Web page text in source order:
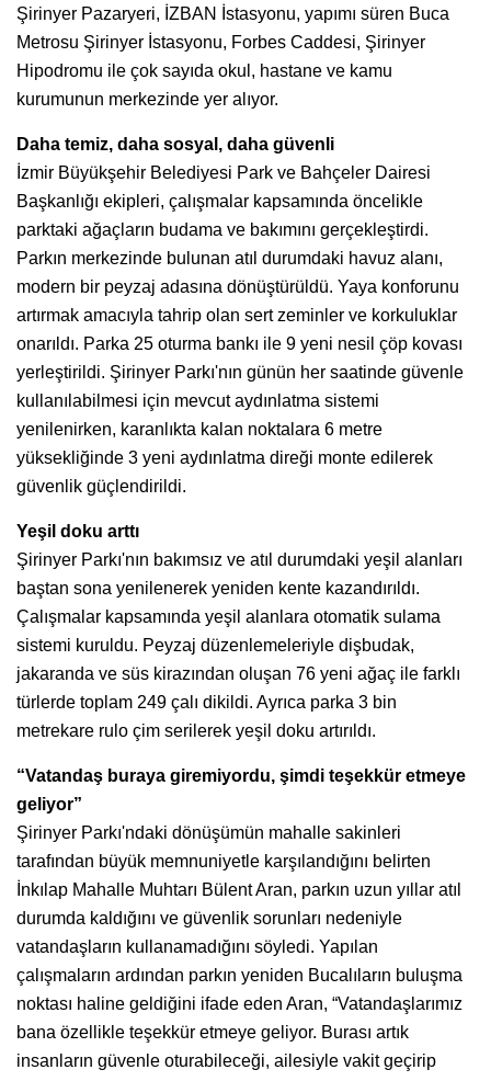
Şirinyer Pazaryeri, İZBAN İstasyonu, yapımı süren Buca
Metrosu Şirinyer İstasyonu, Forbes Caddesi, Şirinyer
Hipodromu ile çok sayıda okul, hastane ve kamu
kurumunun merkezinde yer alıyor.
Daha temiz, daha sosyal, daha güvenli
İzmir Büyükşehir Belediyesi Park ve Bahçeler Dairesi
Başkanlığı ekipleri, çalışmalar kapsamında öncelikle
parktaki ağaçların budama ve bakımını gerçekleştirdi.
Parkın merkezinde bulunan atıl durumdaki havuz alanı,
modern bir peyzaj adasına dönüştürüldü. Yaya konforunu
artırmak amacıyla tahrip olan sert zeminler ve korkuluklar
onarıldı. Parka 25 oturma bankı ile 9 yeni nesil çöp kovası
yerleştirildi. Şirinyer Parkı'nın günün her saatinde güvenle
kullanılabilmesi için mevcut aydınlatma sistemi
yenilenirken, karanlıkta kalan noktalara 6 metre
yüksekliğinde 3 yeni aydınlatma direği monte edilerek
güvenlik güçlendirildi.
Yeşil doku arttı
Şirinyer Parkı'nın bakımsız ve atıl durumdaki yeşil alanları
baştan sona yenilenerek yeniden kente kazandırıldı.
Çalışmalar kapsamında yeşil alanlara otomatik sulama
sistemi kuruldu. Peyzaj düzenlemeleriyle dişbudak,
jakaranda ve süs kirazından oluşan 76 yeni ağaç ile farklı
türlerde toplam 249 çalı dikildi. Ayrıca parka 3 bin
metrekare rulo çim serilerek yeşil doku artırıldı.
“Vatandaş buraya giremiyordu, şimdi teşekkür etmeye
geliyor”
Şirinyer Parkı'ndaki dönüşümün mahalle sakinleri
tarafından büyük memnuniyetle karşılandığını belirten
İnkılap Mahalle Muhtarı Bülent Aran, parkın uzun yıllar atıl
durumda kaldığını ve güvenlik sorunları nedeniyle
vatandaşların kullanamadığını söyledi. Yapılan
çalışmaların ardından parkın yeniden Bucalıların buluşma
noktası haline geldiğini ifade eden Aran, “Vatandaşlarımız
bana özellikle teşekkür etmeye geliyor. Burası artık
insanların güvenle oturabileceği, ailesiyle vakit geçirip